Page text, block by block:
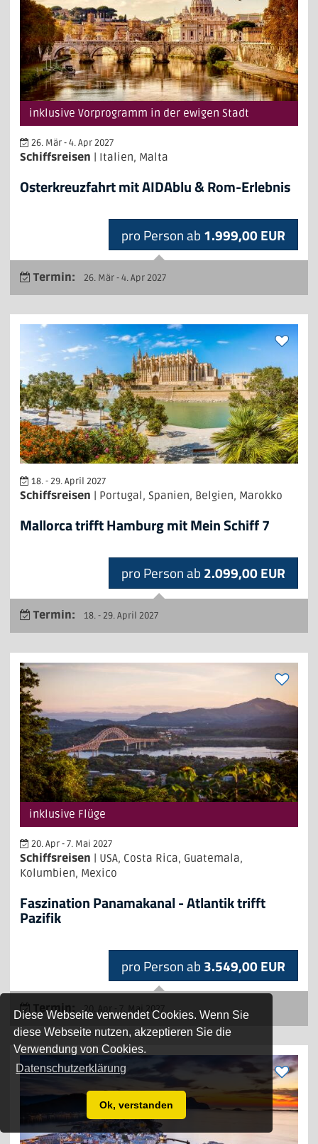
Diese Webseite verwendet Cookies. Wenn Sie
diese Webseite nutzen, akzeptieren Sie die
Verwendung von Cookies.
Datenschutzerklärung
Ok, verstanden
inklusive Vorprogramm in der ewigen Stadt
26. Mär - 4. Apr 2027
Schiffsreisen | Italien, Malta
Osterkreuzfahrt mit AIDAblu & Rom-Erlebnis
pro Person ab 1.999,00 EUR
Termin: 26. Mär - 4. Apr 2027
18. - 29. April 2027
Schiffsreisen | Portugal, Spanien, Belgien, Marokko
Mallorca trifft Hamburg mit Mein Schiff 7
pro Person ab 2.099,00 EUR
Termin: 18. - 29. April 2027
inklusive Flüge
20. Apr - 7. Mai 2027
Schiffsreisen | USA, Costa Rica, Guatemala,
Kolumbien, Mexico
Faszination Panamakanal - Atlantik trifft
Pazifik
pro Person ab 3.549,00 EUR
Termin:20. Apr - 7. Mai 2027